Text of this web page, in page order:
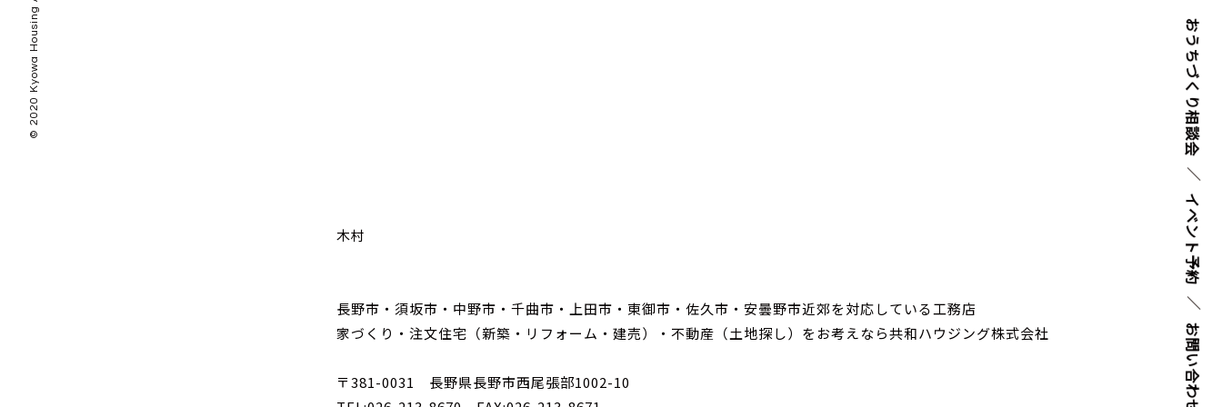
おうちづくり
相談会
イベント
予約
お問い
合わせ
木村
長野市・須坂市・中野市・千曲市・上田市・東御市・佐久市・安曇野市近郊を対応している工務店
家づくり・注文住宅（新築・リフォーム・建売）・不動産（土地探し）をお考えなら共和ハウジング株式会社
〒381-0031 長野県長野市西尾張部1002-10